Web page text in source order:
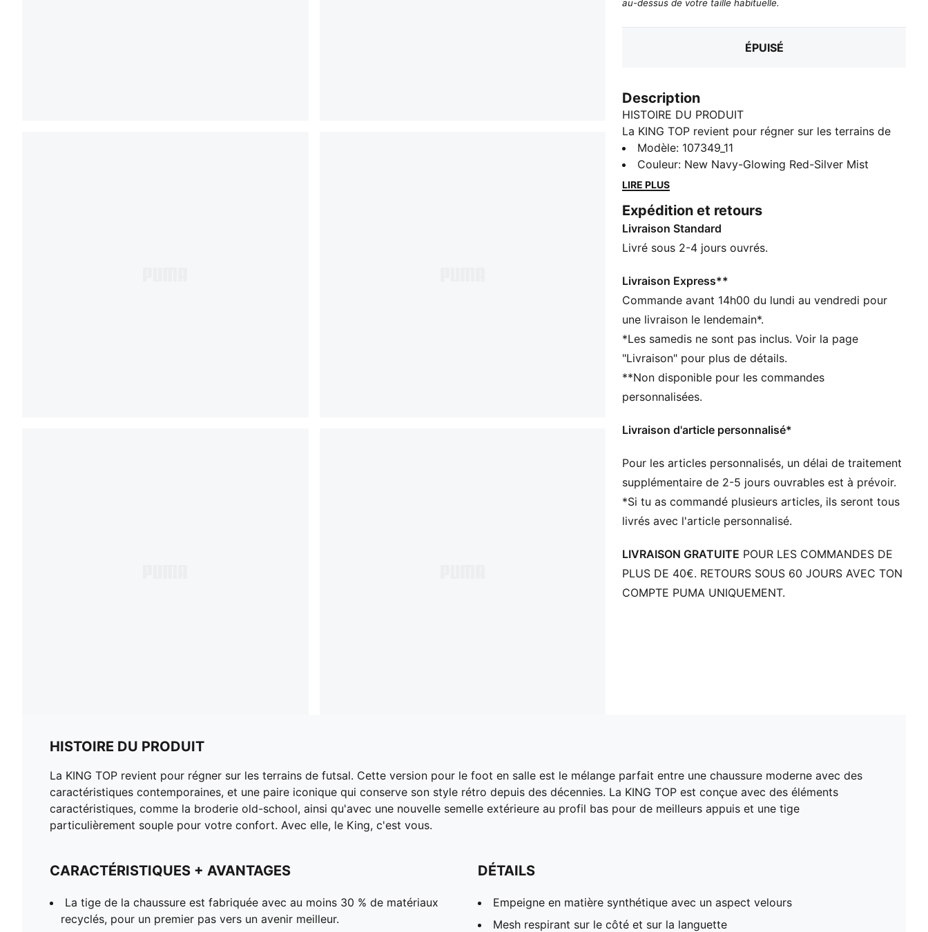
au-dessus de votre taille habituelle.
ÉPUISÉ
Description
HISTOIRE DU PRODUIT
La KING TOP revient pour régner sur les terrains de
futsal. Cette version pour le foot en salle est le
mélange parfait entre une chaussure moderne avec
des caractéristiques contemporaines, et une paire
décennies. La KING TOP est conçue avec des
éléments caractéristiques, comme la broderie old-
school, ainsi qu'avec une nouvelle semelle extérieure
particulièrement souple pour votre confort. Avec elle,
le King, c'est vous.
CARACTÉRISTIQUES + AVANTAGES
30 % de matériaux recyclés, pour un premier pas vers
un avenir meilleur.
DÉTAILS
Empeigne en matière synthétique avec un aspect
Mesh respirant sur le côté et sur la languette
profil bas pour le futsal
Semelle intermédiaire en EVA
Modèle: 107349_11
Couleur: New Navy-Glowing Red-Silver Mist
LIRE PLUS
Expédition et retours
Livraison Standard
Livré sous 2-4 jours ouvrés.
Livraison Express**
Commande avant 14h00 du lundi au vendredi pour
une livraison le lendemain*.
*Les samedis ne sont pas inclus. Voir la page
"Livraison" pour plus de détails.
**Non disponible pour les commandes
personnalisées.
Livraison d'article personnalisé*
Pour les articles personnalisés, un délai de traitement
supplémentaire de 2-5 jours ouvrables est à prévoir.
*Si tu as commandé plusieurs articles, ils seront tous
livrés avec l'article personnalisé.
LIVRAISON GRATUITE POUR LES COMMANDES DE
PLUS DE 40€. RETOURS SOUS 60 JOURS AVEC TON
COMPTE PUMA UNIQUEMENT.
HISTOIRE DU PRODUIT
La KING TOP revient pour régner sur les terrains de futsal. Cette version pour le foot en salle est le mélange parfait entre une chaussure moderne avec des
caractéristiques contemporaines, et une paire iconique qui conserve son style rétro depuis des décennies. La KING TOP est conçue avec des éléments
caractéristiques, comme la broderie old-school, ainsi qu'avec une nouvelle semelle extérieure au profil bas pour de meilleurs appuis et une tige
particulièrement souple pour votre confort. Avec elle, le King, c'est vous.
CARACTÉRISTIQUES + AVANTAGES
La tige de la chaussure est fabriquée avec au moins 30 % de matériaux
recyclés, pour un premier pas vers un avenir meilleur.
DÉTAILS
Empeigne en matière synthétique avec un aspect velours
Mesh respirant sur le côté et sur la languette